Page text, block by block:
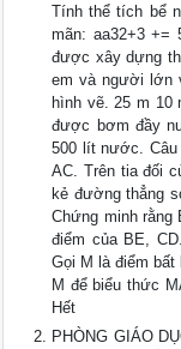
Tính thể tích bể
mãn: aa32+3 +=
được xây dựng
em và người lớn
hình vẽ. 25 m 10
được bơm đầy
500 lít nước. Câu
AC. Trên tia đối
kẻ đường thẳng
Chứng minh rằng
điểm của BE,
Gọi M là điểm
M để biểu thức
Hết
PHÒNG GIÁO